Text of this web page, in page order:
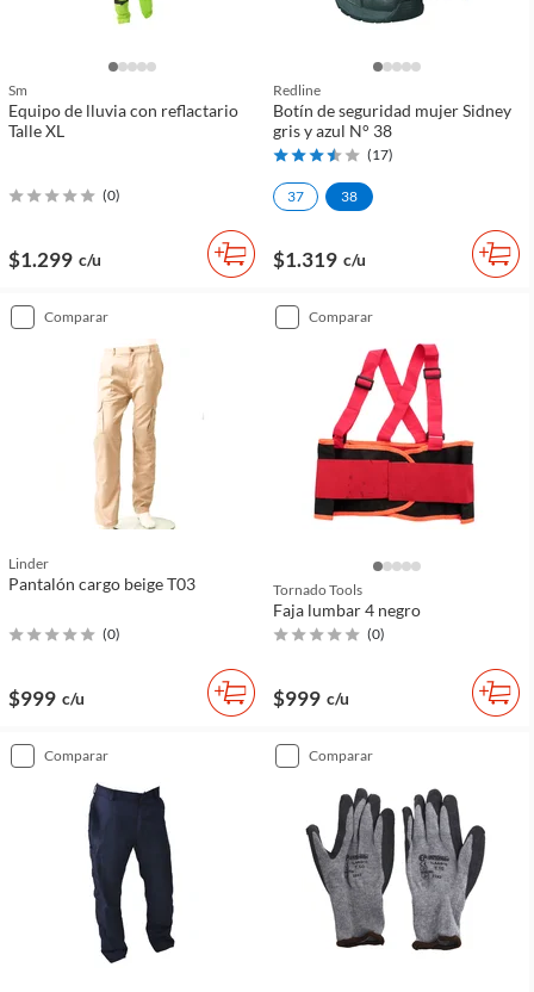
Sm
Equipo de lluvia con reflactario
Talle XL
(0)
$1.299 c/u
Redline
Botín de seguridad mujer Sidney
gris y azul N° 38
(17)
37 38
$1.319 c/u
comparar
Linder
Pantalón cargo beige T03
(0)
$999 c/u
comparar
Tornado Tools
Faja lumbar 4 negro
(0)
$999 c/u
comparar comparar